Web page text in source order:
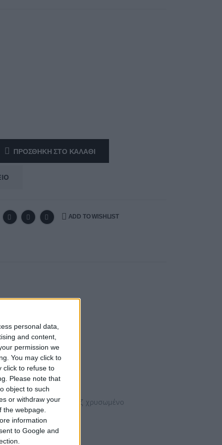
personal data,
and content,
permission we
You may click to
click to refuse to
Please note that
object to such
or withdraw your
webpage.
information
to Google and
ΠΡΟΣΘΉΚΗ ΣΤΟ ΚΑΛΆΘΙ
ADD TO WISHLIST
(Link Bigger)
/ επιχρυσωμένο ή ρόζ χρυσωμένο